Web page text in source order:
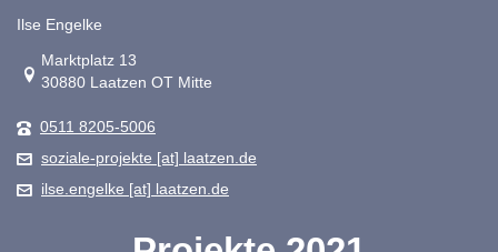
Ilse Engelke
Link zur Google-Maps Navigation
Marktplatz 13
30880 Laatzen OT Mitte
0511 8205-5006
soziale-projekte [at] laatzen.de
ilse.engelke [at] laatzen.de